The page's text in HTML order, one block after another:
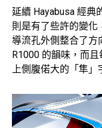
延續 Hayabusa 經典
則是有了些許的變化
導流孔外側整合了方
R1000 的韻味，而
上側腹偌大的「隼」